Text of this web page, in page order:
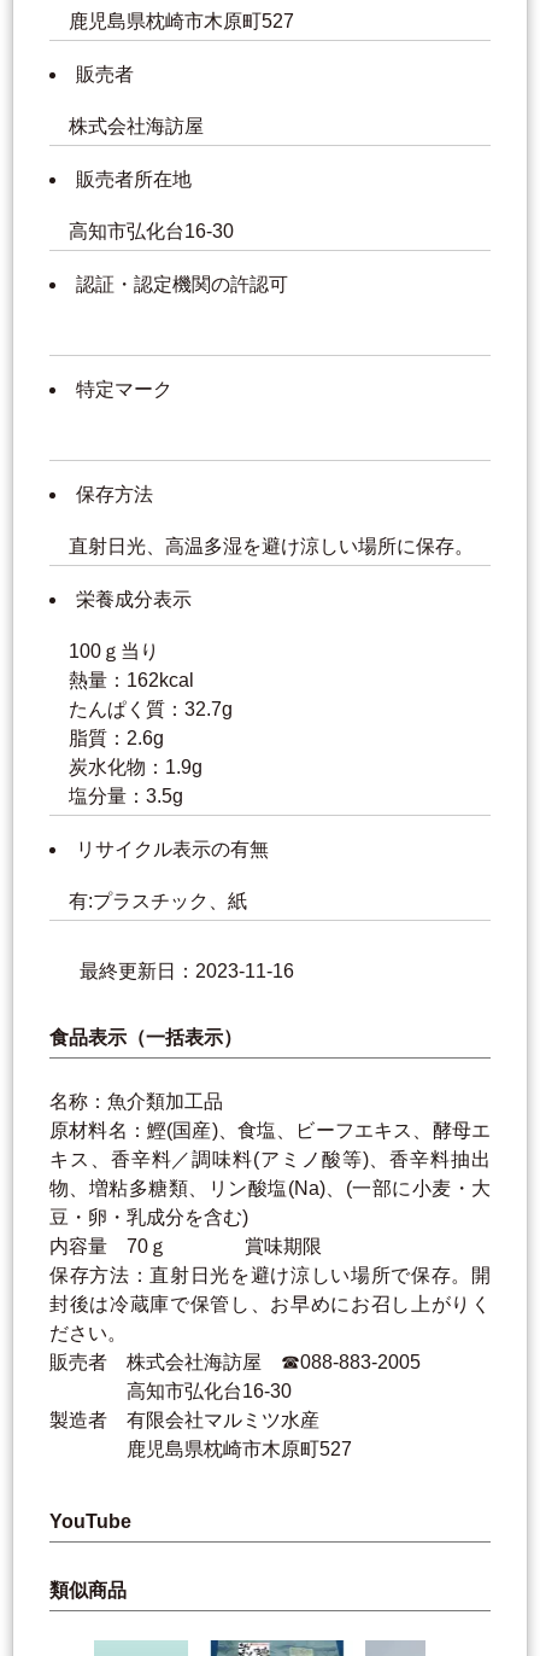
鹿児島県枕崎市木原町527
販売者
株式会社海訪屋
販売者所在地
高知市弘化台16-30
認証・認定機関の許認可
特定マーク
保存方法
直射日光、高温多湿を避け涼しい場所に保存。
栄養成分表示
100ｇ当り
熱量：162kcal
たんぱく質：32.7g
脂質：2.6g
炭水化物：1.9g
塩分量：3.5g
リサイクル表示の有無
有:プラスチック、紙
最終更新日：2023-11-16
食品表示（一括表示）
名称：魚介類加工品
原材料名：鰹(国産)、食塩、ビーフエキス、酵母エ
キス、香辛料／調味料(アミノ酸等)、香辛料抽出
物、増粘多糖類、リン酸塩(Na)、(一部に小麦・大
豆・卵・乳成分を含む)
内容量 70ｇ 賞味期限
保存方法：直射日光を避け涼しい場所で保存。開
封後は冷蔵庫で保管し、お早めにお召し上がりく
ださい。
販売者 株式会社海訪屋 ☎088-883-2005
高知市弘化台16-30
製造者 有限会社マルミツ水産
鹿児島県枕崎市木原町527
YouTube
類似商品